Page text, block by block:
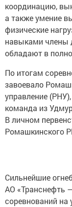
координацию,
а также умение
физические
навыками члены
обладают в
По итогам
завоевало
управление
команда из
В личном
Ромашкинского
Сильнейшие
АО «Транснефть
соревнований на